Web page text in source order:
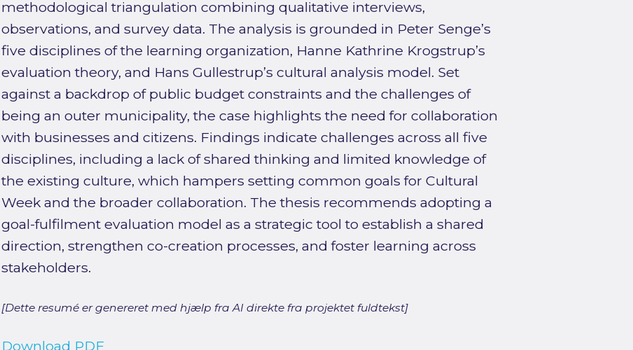
methodological triangulation combining qualitative interviews,
observations, and survey data. The analysis is grounded in Peter Senge’s
five disciplines of the learning organization, Hanne Kathrine Krogstrup’s
evaluation theory, and Hans Gullestrup’s cultural analysis model. Set
against a backdrop of public budget constraints and the challenges of
being an outer municipality, the case highlights the need for collaboration
with businesses and citizens. Findings indicate challenges across all five
disciplines, including a lack of shared thinking and limited knowledge of
the existing culture, which hampers setting common goals for Cultural
Week and the broader collaboration. The thesis recommends adopting a
goal-fulfilment evaluation model as a strategic tool to establish a shared
direction, strengthen co-creation processes, and foster learning across
stakeholders.
[Dette resumé er genereret med hjælp fra AI direkte fra projektet fuldtekst]
Download PDF